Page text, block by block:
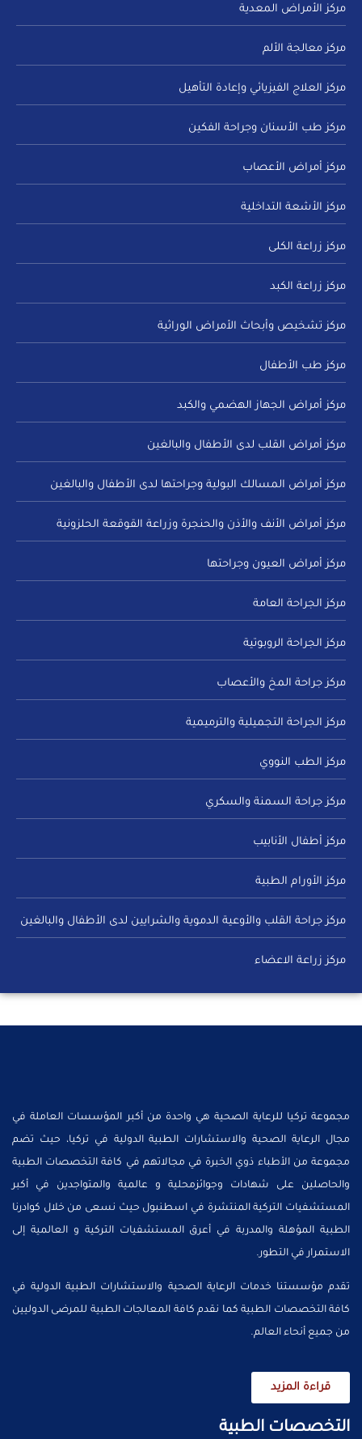
مركز الأمراض المعدية
مركز معالجة الألم
مركز العلاج الفيزيائي وإعادة التأهيل
مركز طب الأسنان وجراحة الفكين
مركز أمراض الأعصاب
مركز الأشعة التداخلية
مركز زراعة الكلى
مركز زراعة الكبد
مركز تشخيص وأبحاث الأمراض الوراثية
مركز طب الأطفال
مركز أمراض الجهاز الهضمي والكبد
مركز أمراض القلب لدى الأطفال والبالغين
مركز أمراض المسالك البولية وجراحتها لدى الأطفال والبالغين
مركز أمراض الأنف والأذن والحنجرة وزراعة القوقعة الحلزونية
مركز أمراض العيون وجراحتها
مركز الجراحة العامة
مركز الجراحة الروبوتية
مركز جراحة المخ والأعصاب
مركز الجراحة التجميلية والترميمية
مركز الطب النووي
مركز جراحة السمنة والسكري
مركز أطفال الأنابيب
مركز الأورام الطبية
مركز جراحة القلب والأوعية الدموية والشرايين لدى الأطفال والبالغين
مركز زراعة الاعضاء
مجموعة تركيا للرعاية الصحية هي واحدة من أكبر المؤسسات العاملة في
مجال الرعاية الصحية والاستشارات الطبية الدولية في تركيا، حيث تضم
مجموعة من الأطباء ذوي الخبرة في مجالاتهم في كافة التخصصات الطبية
والحاصلين على شهادات وجوائزمحلية و عالمية والمتواجدين في أكبر
المستشفيات التركية المنتشرة في اسطنبول حيث نسعى من خلال كوادرنا
الطبية المؤهلة والمدربة في أعرق المستشفيات التركية و العالمية إلى
الاستمرار في التطور.
تقدم مؤسستنا خدمات الرعاية الصحية والاستشارات الطبية الدولية في
كافة التخصصات الطبية كما نقدم كافة المعالجات الطبية للمرضى الدوليين
من جميع أنحاء العالم.
قراءة المزيد
التخصصات الطبية